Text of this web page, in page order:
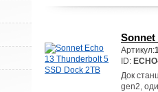
Sonnet
Артикул:
ID:
Док
gen2,